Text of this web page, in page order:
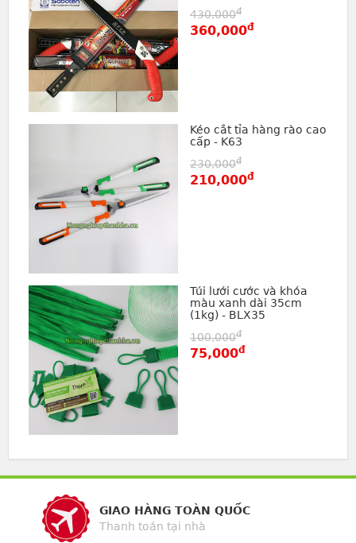
430,000đ
360,000đ
Kéo cắt tỉa hàng rào cao
cấp - K63
230,000đ
210,000đ
Túi lưới cước và khóa
màu xanh dài 35cm
(1kg) - BLX35
100,000đ
75,000đ
GIAO HÀNG TOÀN QUỐC
Thanh toán tại nhà